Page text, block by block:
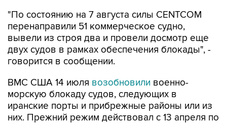
"По состоянию на 7 августа силы CENTCOM
перенаправили 51 коммерческое судно,
вывели из строя два и провели досмотр еще
двух судов в рамках обеспечения блокады", -
говорится в сообщении.
ВМС США 14 июля возобновили военно-
морскую блокаду судов, следующих в
иранские порты и прибрежные районы или из
них. Прежний режим действовал с 13 апреля по